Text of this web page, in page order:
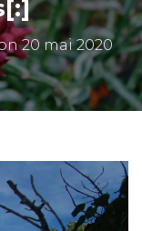
E
R
M
E
V
I
20 mai 2020